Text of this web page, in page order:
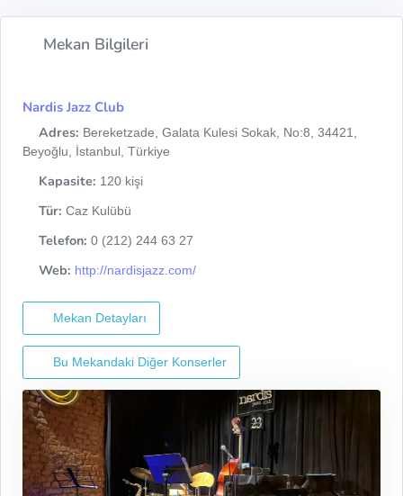
Mekan Bilgileri
Nardis Jazz Club
Adres: Bereketzade, Galata Kulesi Sokak, No:8, 34421,
Beyoğlu, İstanbul, Türkiye
Kapasite: 120 kişi
Tür: Caz Kulübü
Telefon: 0 (212) 244 63 27
Web: http://nardisjazz.com/
Mekan Detayları
Bu Mekandaki Diğer Konserler